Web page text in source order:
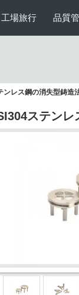
工場旅行 品質
ンレス鋼の消失型鋳造
ステンレ